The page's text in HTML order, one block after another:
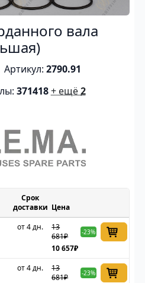
вала
Артикул: 2790.91
371418+ ещё2
Срок
доставки Цена
от 4 дн.
13
681₽
-23%
10 657₽
от 4 дн.
13
681₽
-23%